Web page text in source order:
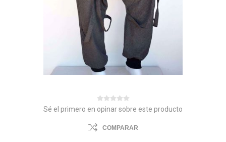
Sé el primero en opinar sobre este producto
COMPARAR